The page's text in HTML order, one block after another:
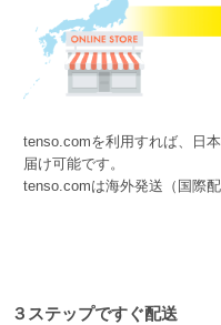
tenso.comを利用すれば、日
届け可能です。
tenso.comは海外発送（国際
３ステップですぐ配送